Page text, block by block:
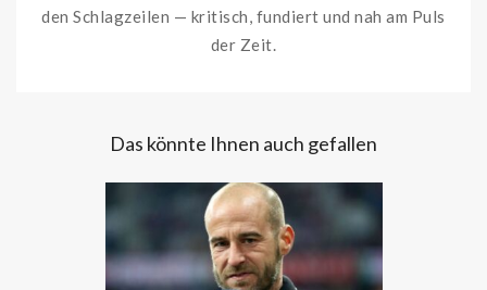
den Schlagzeilen — kritisch, fundiert und nah am Puls
der Zeit.
Das könnte Ihnen auch gefallen